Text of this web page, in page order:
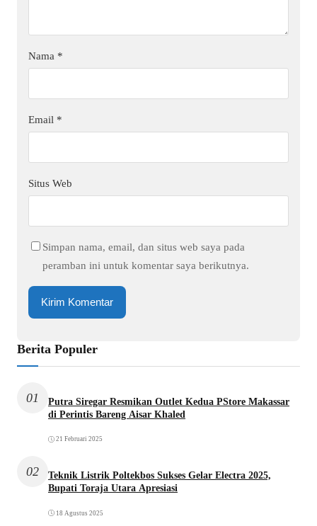
Nama *
Email *
Situs Web
Simpan nama, email, dan situs web saya pada
peramban ini untuk komentar saya berikutnya.
Berita Populer
01
Putra Siregar Resmikan Outlet Kedua PStore Makassar
di Perintis Bareng Aisar Khaled
21 Februari 2025
02
Teknik Listrik Poltekbos Sukses Gelar Electra 2025,
Bupati Toraja Utara Apresiasi
18 Agustus 2025